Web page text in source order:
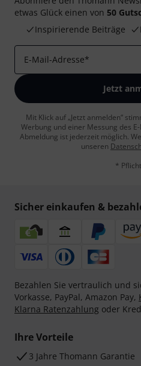
etwas Glück einen von 50
Inspirierende Beiträge
E-Mail-Adresse*
Jetzt
Mit Klick auf „Jetzt anmelden“
Werbung und einer Messung des
Abmeldung ist jederzeit möglich.
unseren
*
Sicher einkaufen &
Bezahlen Sie vertraulich und
Vorkasse, PayPal, Amazon Pay,
Klarna Ratenzahlung oder
Ihre Vorteile
3 Jahre Thomann Garantie